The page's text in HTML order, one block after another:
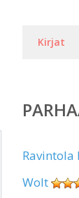
Kirjat
Ravintola
Wolt